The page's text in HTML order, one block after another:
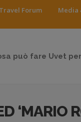
Forum Media
può fare Uvet
‘MARIO